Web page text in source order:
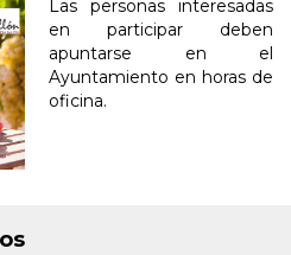
Las personas interesadas
en participar deben
apuntarse en el
Ayuntamiento en horas de
oficina.